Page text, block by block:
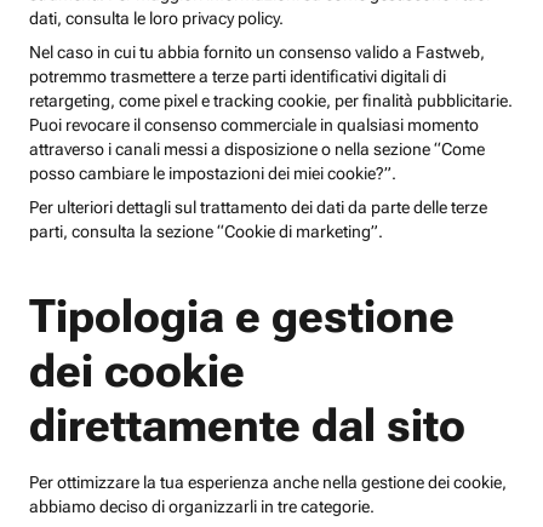
dati, consulta le loro privacy policy.
Nel caso in cui tu abbia fornito un consenso valido a Fastweb,
potremmo trasmettere a terze parti identificativi digitali di
retargeting, come pixel e tracking cookie, per finalità pubblicitarie.
Puoi revocare il consenso commerciale in qualsiasi momento
attraverso i canali messi a disposizione o nella sezione “Come
posso cambiare le impostazioni dei miei cookie?”.
Per ulteriori dettagli sul trattamento dei dati da parte delle terze
parti, consulta la sezione “Cookie di marketing”.
Tipologia e gestione
dei cookie
direttamente dal sito
Per ottimizzare la tua esperienza anche nella gestione dei cookie,
abbiamo deciso di organizzarli in tre categorie.